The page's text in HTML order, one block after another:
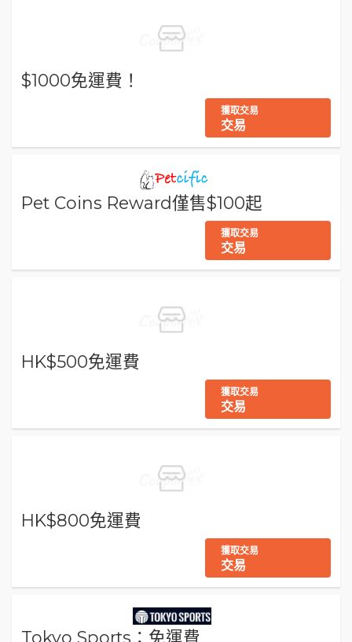
$1000免運費！
獲取交易
交易
Pet Coins Reward僅售$100起
獲取交易
交易
HK$500免運費
獲取交易
交易
HK$800免運費
獲取交易
交易
Tokyo Sports：免運費